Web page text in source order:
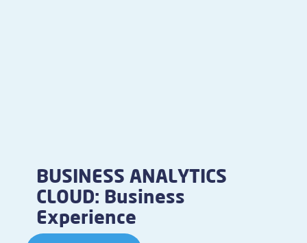
BUSINESS ANALYTICS
CLOUD: Business
Experience